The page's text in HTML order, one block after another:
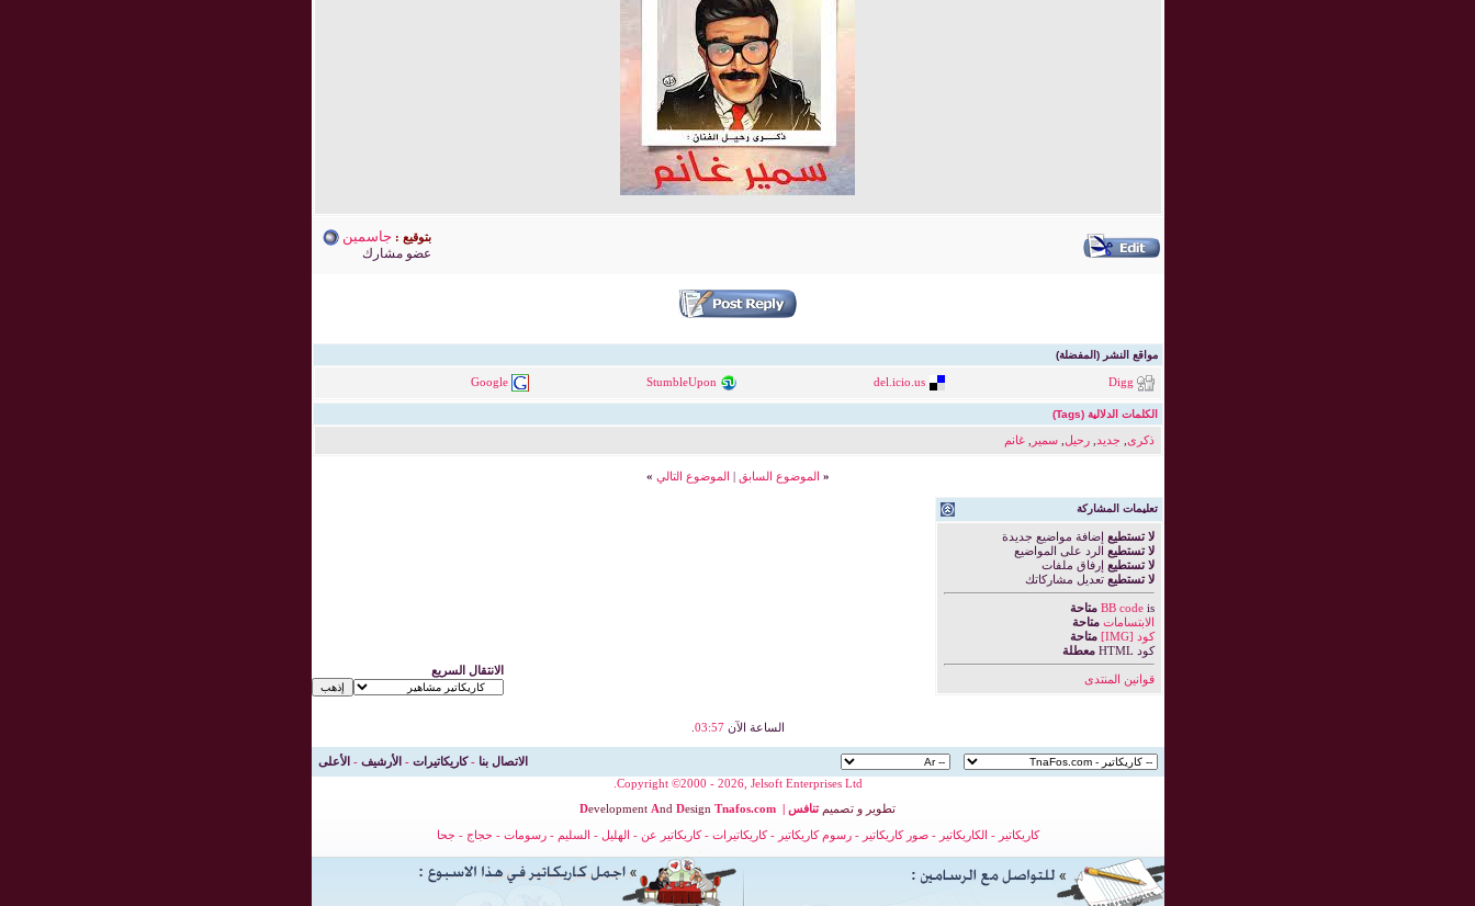
بتوقيع : جاسمين
عضو مشارك
مواقع النشر (المفضلة)
Digg
del.icio.us
StumbleUpon
Google
الكلمات الدلالية (Tags)
ذكرى جديد ,رحيل ,سمير ,غانم
« الموضوع السابق | الموضوع التالي »
تعليمات المشاركة
لا تستطيع إضافة مواضيع جديدة
لا تستطيع الرد على المواضيع
لا تستطيع إرفاق ملفات
لا تستطيع تعديل مشاركاتك
BB codeis
متاحة
الابتسامات متاحة
كود [IMG]
متاحة
كود HTML
معطلة
قوانين المنتدى
الانتقال السريع
الساعة الآن03:57
الاتصال بنا -كاريكاتيرات - الأرشيف - الأعلى
Copyright ©2000 - 2026, Jelsoft Enterprises Ltd.
Development And Design Tnafos.com | تطوير و تصميم تنافس
كاريكاتير - الكاريكاتير -صور كاريكاتير - رسوم كاريكاتير -كاريكاتيرات -كاريكاتير عن - الهليل - السليم -رسومات - حجاج - جحا